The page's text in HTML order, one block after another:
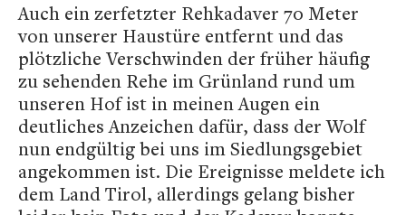
Auch ein zerfetzter Rehkadaver 70 Meter
von unserer Haustüre entfernt und das
plötzliche Verschwinden der früher häufig
zu sehenden Rehe im Grünland rund um
unseren Hof ist in meinen Augen ein
deutliches Anzeichen dafür, dass der Wolf
nun endgültig bei uns im Siedlungsgebiet
angekommen ist. Die Ereignisse meldete ich
dem Land Tirol, allerdings gelang bisher